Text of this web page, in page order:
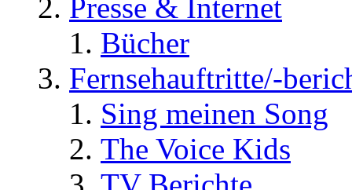
Presse & Internet
Bücher
Fernsehauftritte/-
Sing meinen Song
The Voice Kids